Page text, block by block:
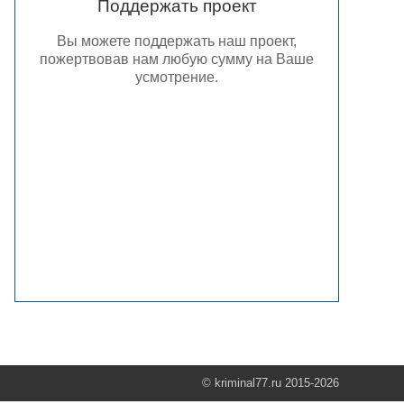
Поддержать проект
Вы можете поддержать наш проект,
пожертвовав нам любую сумму на Ваше
усмотрение.
© kriminal77.ru 2015-2026